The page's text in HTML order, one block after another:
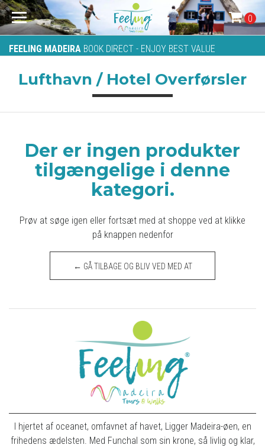
FEELING MADEIRA BOOK DIRECT - ENJOY BEST VALUE
0
Lufthavn / Hotel Overførsler
Der er ingen produkter
tilgængelige i denne
kategori.
Prøv at søge igen eller fortsæt med at shoppe ved at klikke
på knappen nedenfor
← GÅ TILBAGE OG BLIV VED MED AT
I hjertet af oceanet, omfavnet af havet, Ligger Madeira-øen, en
frihedens ædelsten. Med Funchal som sin krone, så livlig og klar,